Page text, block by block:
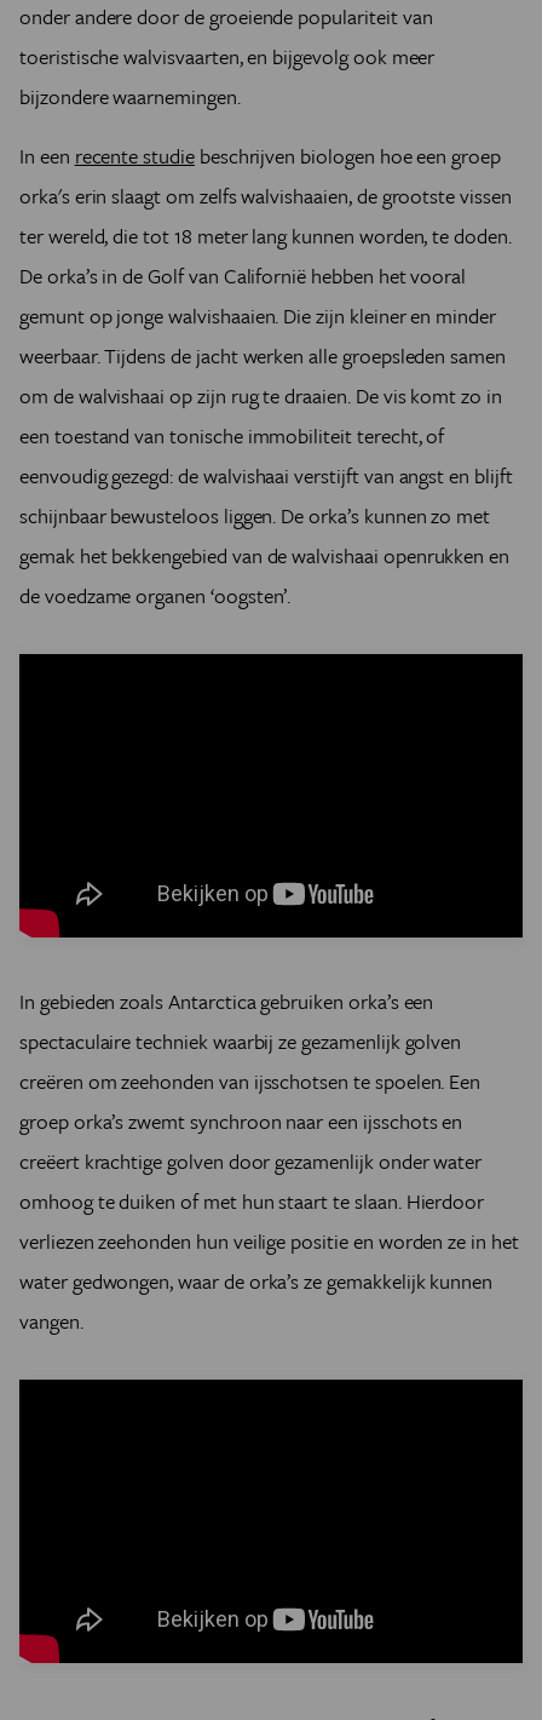
onder andere door de groeiende populariteit van
toeristische walvisvaarten, en bijgevolg ook meer
bijzondere waarnemingen.
In een recente studiebeschrijven biologen hoe een groep
orka's erin slaagt om zelfs walvishaaien, de grootste vissen
ter wereld, die tot 18 meter lang kunnen worden, te doden.
De orka’s in de Golf van Californië hebben het vooral
gemunt op jonge walvishaaien. Die zijn kleiner en minder
weerbaar. Tijdens de jacht werken alle groepsleden samen
om de walvishaai op zijn rug te draaien. De vis komt zo in
een toestand van tonische immobiliteit terecht, of
eenvoudig gezegd: de walvishaai verstijft van angst en blijft
schijnbaar bewusteloos liggen. De orka’s kunnen zo met
gemak het bekkengebied van de walvishaai openrukken en
de voedzame organen ‘oogsten’.
In gebieden zoals Antarctica gebruiken orka’s een
spectaculaire techniek waarbij ze gezamenlijk golven
creëren om zeehonden van ijsschotsen te spoelen. Een
groep orka’s zwemt synchroon naar een ijsschots en
creëert krachtige golven door gezamenlijk onder water
omhoog te duiken of met hun staart te slaan. Hierdoor
verliezen zeehonden hun veilige positie en worden ze in het
water gedwongen, waar de orka’s ze gemakkelijk kunnen
vangen.